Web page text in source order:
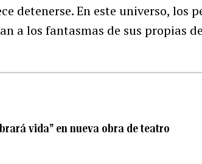
detenerse. En este universo, los
a los fantasmas de sus propias
vida” en nueva obra de teatro